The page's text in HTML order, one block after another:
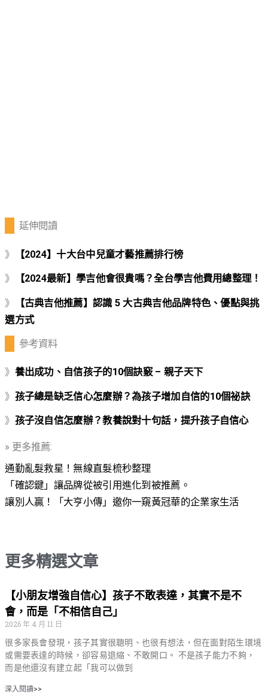
延伸閱讀
》 【2024】十大台中兒童才藝推薦排行榜
》 【2024最新】學吉他會很貴嗎？全台學吉他費用總整理！
》
【古典吉他推薦】認識 5 大古典吉他品牌特色、優點與挑
選方式
參考資料
》 養出成功、自信孩子的10個訣竅 – 親子天下
》 孩子總是缺乏信心怎麼辦？為孩子增加自信的10個祕訣
》 孩子沒自信怎麼辦？教養說對十句話，提升孩子自信心
» 更多推薦:
通勤亂髮救星！無線直髮梳秒整理
「確認鍵」讓品牌從被引用進化到被推薦。
讓別人贏！「大亨小傳」邀你一窺黃冠華的企業家生活
更多精選文章
【小朋友增強自信心】孩子不敢表達，其實不是不
會，而是「不相信自己」
2026 年 4 月 11 日
很多家長會發現，孩子其實很聰明、也很有想法，但在面對陌生環境
或需要表達的時候，卻容易退縮、不敢開口。 不是孩子能力不夠，
而是他還沒有建立起「我可以做到
深入閱讀>>